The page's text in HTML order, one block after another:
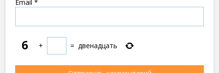
Email *
+ = двенадцать